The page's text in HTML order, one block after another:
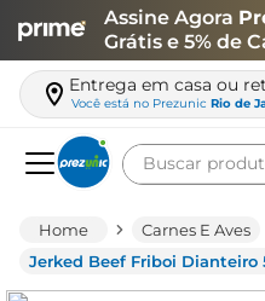
Assine Agora
Grátis e 5% de
Entrega em casa ou
Você está no Prezunic Rio de
Buscar
Carnes E Aves
Jerked Beef Friboi Dianteiro
leite